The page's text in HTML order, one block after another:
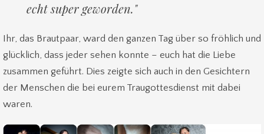
echt super geworden.
Ihr, das Brautpaar, ward den ganzen Tag über so fröhlich und
glücklich, dass jeder sehen konnte – euch hat die Liebe
zusammen geführt. Dies zeigte sich auch in den Gesichtern
der Menschen die bei eurem Traugottesdienst mit dabei
waren.